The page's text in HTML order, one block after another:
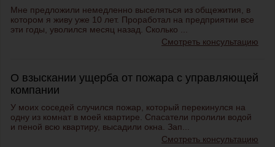
Мне предложили немедленно выселяться из общежития, в
котором я живу уже 10 лет. Проработал на предприятии все
эти годы, уволился месяц назад. Сколько ...
Смотреть консультацию
О взыскании ущерба от пожара с управляющей
компании
У моих соседей случился пожар, который перекинулся на
одну из комнат в моей квартире. Спасатели пролили водой
и пеной всю квартиру, высадили окна. Зап...
Смотреть консультацию